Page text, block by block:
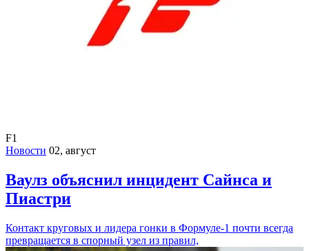
F1
Новости 02, август
Ваулз объяснил инцидент Сайнса и
Пиастри
Контакт круговых и лидера гонки в Формуле-1 почти всегда
превращается в спорный узел из правил,